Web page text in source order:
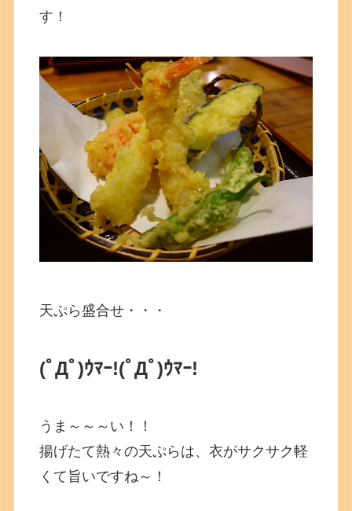
す！
天ぷら盛合せ・・・
(ﾟДﾟ)ｳﾏｰ!(ﾟДﾟ)ｳﾏｰ!
うま～～～い！！
揚げたて熱々の天ぷらは、衣がサクサク軽
くて旨いですね～！